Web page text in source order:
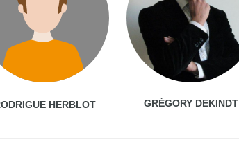
HERBLOT GRÉGORY DEKINDT